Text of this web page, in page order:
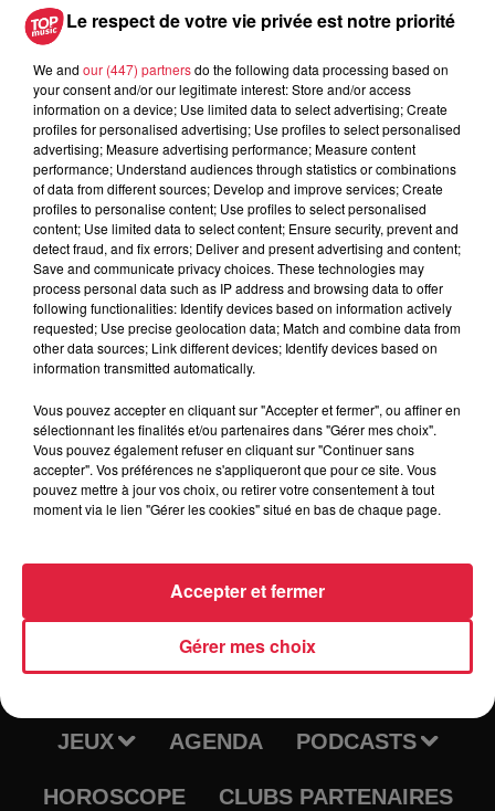
Date
Lieu La Cité du Train - MULHOUSE (68)
Organisateur
https://www.citedutrain.com/en-voiture-
simone
Tarif Gratuit
RADIO INFOS
JEUX AGENDA PODCASTS
HOROSCOPE CLUBS PARTENAIRES
Le respect de votre vie privée est notre priorité
We and our (447) partnersdo the following data processing based on
your consent and/or our legitimate interest: Store and/or access
information on a device; Use limited data to select advertising; Create
profiles for personalised advertising; Use profiles to select personalised
advertising; Measure advertising performance; Measure content
performance; Understand audiences through statistics or combinations
of data from different sources; Develop and improve services; Create
profiles to personalise content; Use profiles to select personalised
content; Use limited data to select content; Ensure security, prevent and
detect fraud, and fix errors; Deliver and present advertising and content;
Save and communicate privacy choices. These technologies may
process personal data such as IP address and browsing data to offer
following functionalities: Identify devices based on information actively
requested; Use precise geolocation data; Match and combine data from
other data sources; Link different devices; Identify devices based on
information transmitted automatically.
Vous pouvez accepter en cliquant sur "Accepter et fermer", ou affiner en
sélectionnant les finalités et/ou partenaires dans "Gérer mes choix".
Vous pouvez également refuser en cliquant sur "Continuer sans
accepter". Vos préférences ne s'appliqueront que pour ce site. Vous
pouvez mettre à jour vos choix, ou retirer votre consentement à tout
moment via le lien "Gérer les cookies" situé en bas de chaque page.
Gérer mes choix
Accepter et fermer